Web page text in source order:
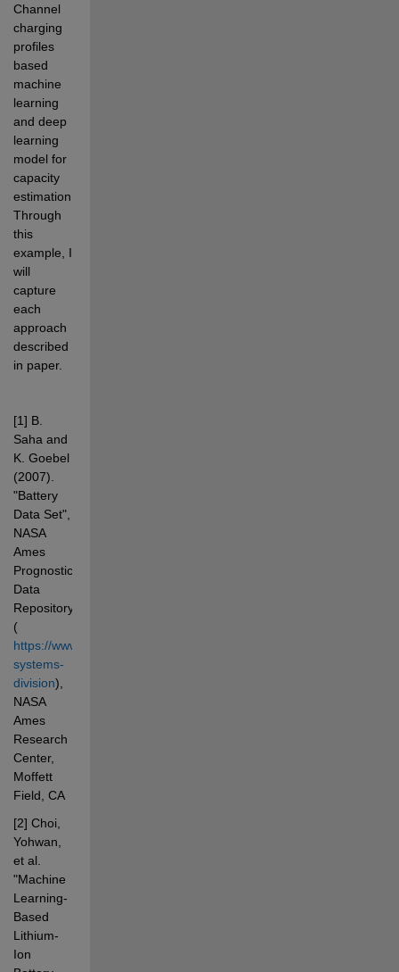
Channel
charging
profiles
based
machine
learning
and deep
learning
model for
capacity
estimation.
Through
this
example, I
will
capture
each
approach
described
in paper.
[1] B.
Saha and
K. Goebel
(2007).
"Battery
Data Set",
NASA
Ames
Prognostics
Data
Repository
(
https://www.nasa.gov/intelligent-
systems-
division),
NASA
Ames
Research
Center,
Moffett
Field, CA
[2] Choi,
Yohwan,
et al.
"Machine
Learning-
Based
Lithium-
Ion